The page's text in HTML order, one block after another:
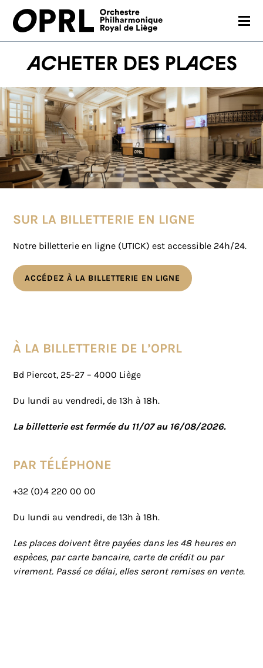
CONCERTS
JEUNES PUBLICS
OPRL
EN PRATIQUE
MÉDIAS
NOUS SOUTENIR
FR EN
Acheter des places
SUR LA BILLETTERIE EN LIGNE
Notre billetterie en ligne (UTICK) est accessible 24h/24.
ACCÉDEZ À LA BILLETTERIE EN LIGNE
À LA BILLETTERIE DE L’OPRL
Bd Piercot, 25-27 – 4000 Liège
Du lundi au vendredi, de 13h à 18h.
La billetterie est fermée du 11/07 au 16/08/2026.
PAR TÉLÉPHONE
+32 (0)4 220 00 00
Du lundi au vendredi, de 13h à 18h.
Les places doivent être payées dans les 48 heures en
espèces, par carte bancaire, carte de crédit ou par
virement. Passé ce délai, elles seront remises en vente.